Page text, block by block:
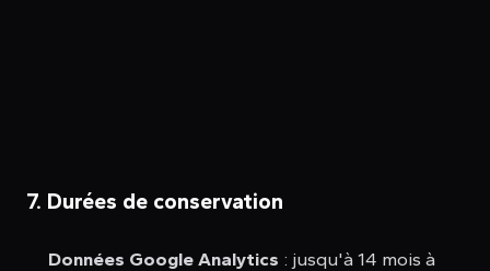
7. Durées de conservation
Données Google Analytics : jusqu'à 14 mois à